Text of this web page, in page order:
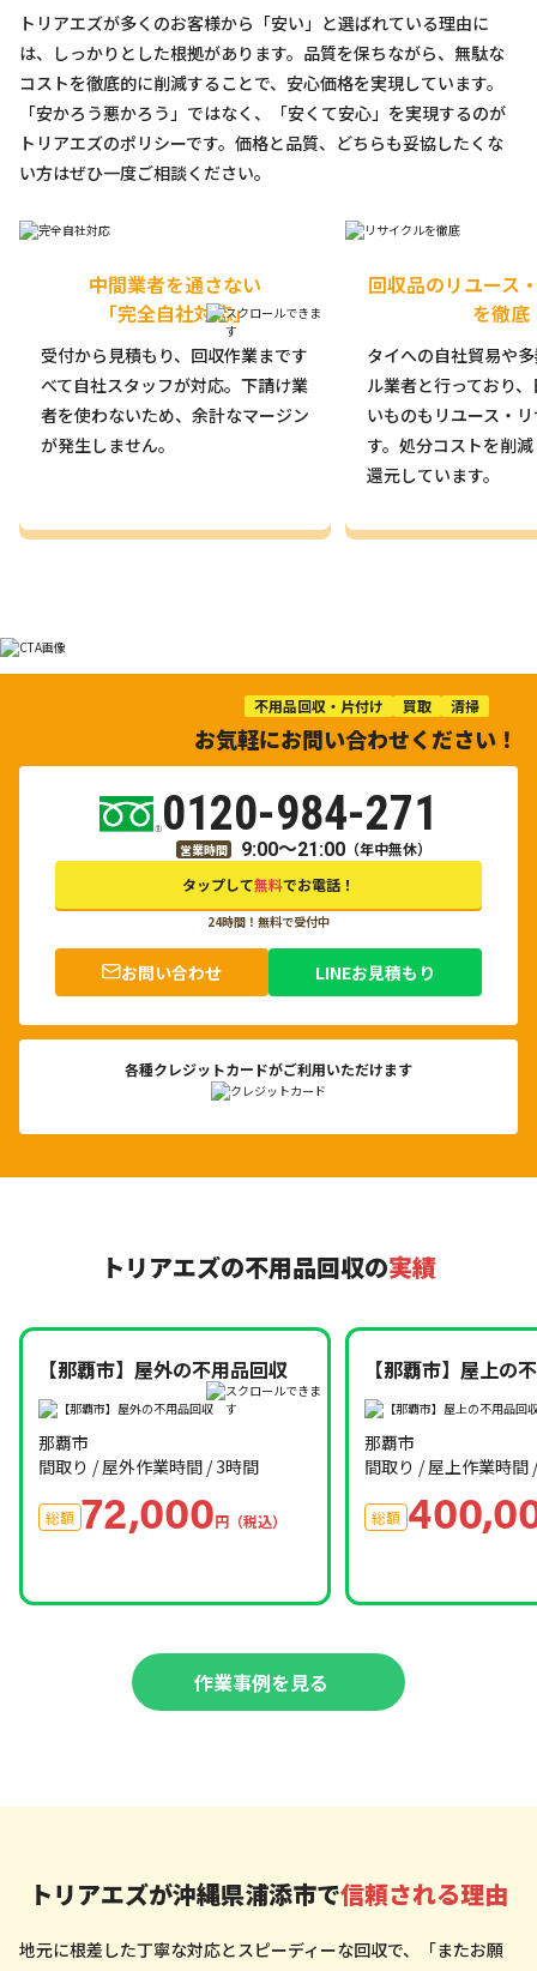
トリアエズが多くのお客様から「安い」と選ばれている理由に
は、しっかりとした根拠があります。品質を保ちながら、無駄な
コストを徹底的に削減することで、安心価格を実現しています。
「安かろう悪かろう」ではなく、「安くて安心」を実現するのが
トリアエズのポリシーです。価格と品質、どちらも妥協したくな
い方はぜひ一度ご相談ください。
中間業者を通さない
「完全自社対応」
受付から見積もり、回収作業まです
べて自社スタッフが対応。下請け業
者を使わないため、余計なマージン
が発生しません。
回収品のリユース
を徹底
タイへの自社貿易や
ル業者と行っており
いものもリユース・
す。処分コストを削
還元しています。
不用品回収・片付け 買取 清掃
お気軽にお問い合わせください！
0120-984-271
営業時間 9:00～21:00 （年中無休）
タップして無料でお電話！
24時間！無料で受付中
お問い合わせ LINEお見積もり
各種クレジットカードがご利用いただけます
トリアエズの不用品回収の実績
【那覇市】屋外の不用品回収
那覇市
間取り / 屋外作業時間 / 3時間
総額 72,000円（税込）
【那覇市】屋上の
那覇市
間取り / 屋上作業時間
総額
作業事例を見る
トリアエズが沖縄県浦添市で信頼される理由
地元に根差した丁寧な対応とスピーディーな回収で、「またお願